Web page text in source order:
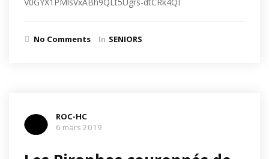
No Comments In SENIORS
ROC-HC
6 mars 2019